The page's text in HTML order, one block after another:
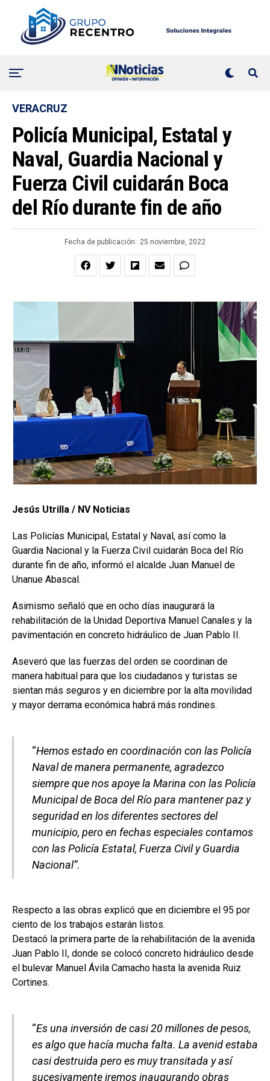
VERACRUZ
Policía Municipal, Estatal y
Naval, Guardia Nacional y
Fuerza Civil cuidarán Boca
del Río durante fin de año
Fecha de publicación: 25 noviembre, 2022
Jesús Utrilla / NV Noticias
Las Policías Municipal, Estatal y Naval, así como la
Guardia Nacional y la Fuerza Civil cuidarán Boca del Río
durante fin de año, informó el alcalde Juan Manuel de
Unanue Abascal.
Asimismo señaló que en ocho días inaugurará la
rehabilitación de la Unidad Deportiva Manuel Canales y la
pavimentación en concreto hidráulico de Juan Pablo II.
Aseveró que las fuerzas del orden se coordinan de
manera habitual para que los ciudadanos y turistas se
sientan más seguros y en diciembre por la alta movilidad
y mayor derrama económica habrá más rondines.
“Hemos estado en coordinación con las Policía
Naval de manera permanente, agradezco
siempre que nos apoye la Marina con las Policía
Municipal de Boca del Río para mantener paz y
seguridad en los diferentes sectores del
municipio, pero en fechas especiales contamos
con las Policía Estatal, Fuerza Civil y Guardia
Nacional”.
Respecto a las obras explicó que en diciembre el 95 por
ciento de los trabajos estarán listos.
Destacó la primera parte de la rehabilitación de la avenida
Juan Pablo II, donde se colocó concreto hidráulico desde
el bulevar Manuel Ávila Camacho hasta la avenida Ruiz
Cortines.
“Es una inversión de casi 20 millones de pesos,
es algo que hacía mucha falta. La avenid estaba
casi destruida pero es muy transitada y así
sucesivamente iremos inaugurando obras